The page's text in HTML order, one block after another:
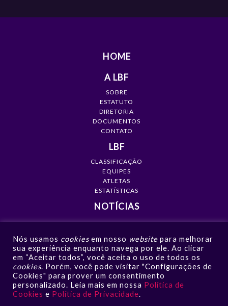
HOME
A LBF
SOBRE
ESTATUTO
DIRETORIA
DOCUMENTOS
CONTATO
LBF
CLASSIFICAÇÃO
EQUIPES
ATLETAS
ESTATÍSTICAS
NOTÍCIAS
GALERIAS
VÍDEOS
NOTÍCIAS
CONTATO
Nós usamos cookies em nosso website para melhorar
sua experiência enquanto navega por ele. Ao clicar
em “Aceitar todos”, você aceita o uso de todos os
cookies. Porém, você pode visitar "Configurações de
Cookies" para prover um consentimento
personalizado. Leia mais em nossa Política de
Cookies e Política de Privacidade.